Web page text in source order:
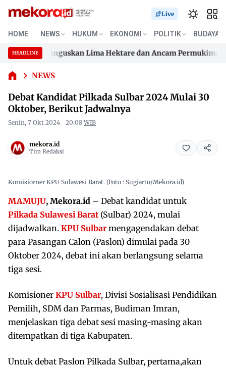
Live
HOME NEWS HUKUM EKONOMI POLITIK BUDAYA
HEADLINE
Api Hanguskan Lima Hektare dan Ancam Permukiman
Api Hanguskan Lima Hektare dan Ancam Permukiman
NEWS
Debat
Pilkada
2024
Oktober,
Berikut
Jadwalnya
Debat Kandidat Pilkada Sulbar 2024 Mulai 30
Oktober, Berikut Jadwalnya
Senin, 7 Okt 2024 20:08 WIB
mekora.id
Tim Redaksi
Komisiorner KPU Sulawesi Barat. (Foto : Sugiarto/Mekora.id)
MAMUJU, Mekora.id – Debat kandidat untuk
Pilkada Sulawesi Barat (Sulbar) 2024, mulai
dijadwalkan. KPU Sulbarmengagendakan debat
para Pasangan Calon (Paslon) dimulai pada 30
Oktober 2024, debat ini akan berlangsung selama
tiga sesi.
Komisioner KPU Sulbar, Divisi Sosialisasi Pendidikan
Pemilih, SDM dan Parmas, Budiman Imran,
menjelaskan tiga debat sesi masing-masing akan
ditempatkan di tiga Kabupaten.
Untuk debat Paslon Pilkada Sulbar, pertama,akan